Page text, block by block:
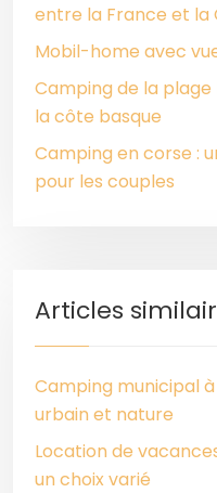
entre la France et la
Mobil-home avec
Camping de la
la côte basque
Camping en corse :
pour les couples
Articles
Camping municipal
urbain et nature
Location de
un choix varié